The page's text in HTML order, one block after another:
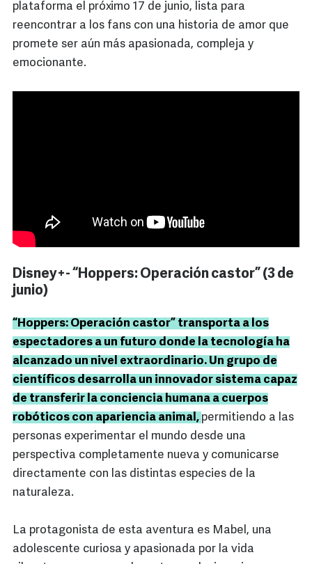
plataforma el próximo 17 de junio, lista para
reencontrar a los fans con una historia de amor que
promete ser aún más apasionada, compleja y
emocionante.
Disney+- “Hoppers: Operación castor” (3 de
junio)
“Hoppers: Operación castor” transporta a los
espectadores a un futuro donde la tecnología ha
alcanzado un nivel extraordinario. Un grupo de
científicos desarrolla un innovador sistema capaz
de transferir la conciencia humana a cuerpos
robóticos con apariencia animal, permitiendo a las
personas experimentar el mundo desde una
perspectiva completamente nueva y comunicarse
directamente con las distintas especies de la
naturaleza.
La protagonista de esta aventura es Mabel, una
adolescente curiosa y apasionada por la vida